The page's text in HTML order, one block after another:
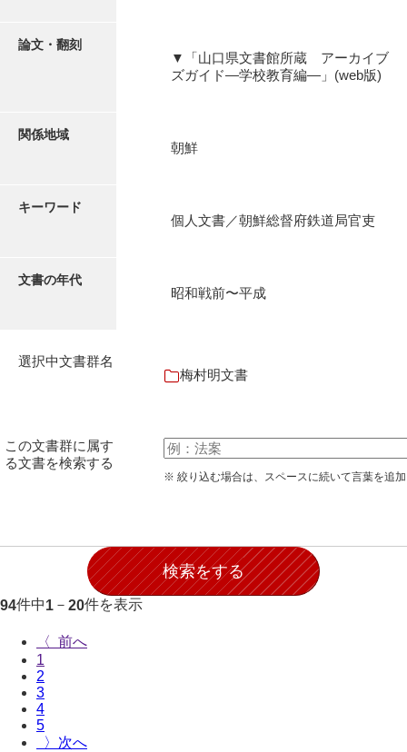
池田邦夫所蔵文書
市原家文書
厳島神社念仏踊堅田下組流田会講文書
伊藤家文書（須佐町）
伊藤家文書（山口市）
伊藤家文書（宇部市）
論文・翻刻
▼「山口県文書館所蔵 アーカイブ
ズガイド―学校教育編―」(web版)
関係地域
朝鮮
キーワード
個人文書／朝鮮総督府鉄道局官吏
文書の年代
昭和戦前〜平成
選択中文書群名
梅村明文書
この文書群に属す
る文書を検索する
※ 絞り込む場合は、スペースに続いて言葉を追
94件中1 － 20件を表示
〈
1
2
3
4
5
〉